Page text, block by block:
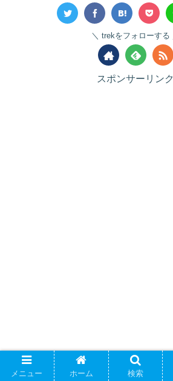
trekをフォローする
スポンサーリンク
メニュー ホーム 検索